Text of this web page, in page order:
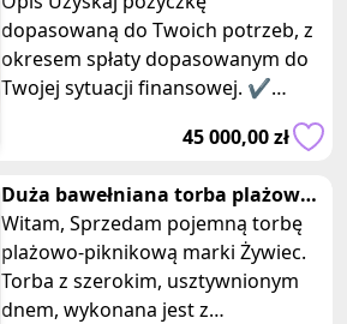
dopasowaną do Twoich potrzeb, z
okresem spłaty dopasowanym do
Twojej sytuacji finansowej. ✔
45 000,00 zł
Duża bawełniana torba plażowa,
piknikowa Żywiec typu shopper
Witam, Sprzedam pojemną torbę
plażowo-piknikową marki Żywiec.
Torba z szerokim, usztywnionym
dnem, wykonana jest z